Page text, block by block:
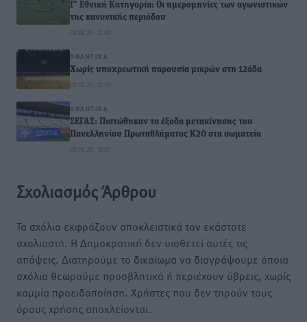
Γ’ Εθνική Κατηγορία: Οι ημερομηνίες των αγωνιστικών
της κανονικής περιόδου
08.08.26 · 12:40
ΑΘΛΗΤΙΚΆ
Χωρίς υποχρεωτική παρουσία μικρών στη 12άδα
08.08.26 · 12:00
ΑΘΛΗΤΙΚΆ
ΣΕΓΑΣ: Πιστώθηκαν τα έξοδα μετακίνησης του
Πανελληνίου Πρωταθλήματος Κ20 στα σωματεία
08.08.26 · 10:51
Σχολιασμός Άρθρου
Τα σχόλια εκφράζουν αποκλειστικά τον εκάστοτε
σχολιαστή. Η Δημοκρατική δεν υιοθετεί αυτές τις
απόψεις. Διατηρούμε το δικαίωμα να διαγράψουμε όποια
σχόλια θεωρούμε προσβλητικά ή περιέχουν ύβρεις, χωρίς
καμμία προειδοποίηση. Χρήστες που δεν τηρούν τους
όρους χρήσης αποκλείονται.